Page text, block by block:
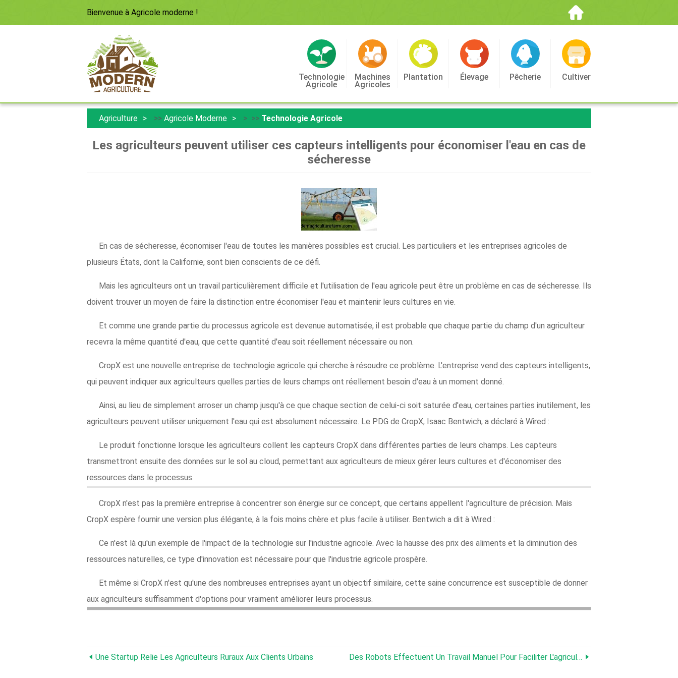
Bienvenue à Agricole moderne !
Technologie
Agricole
Machines
Agricoles
Plantation Élevage Pêcherie Cultiver
Agriculture >> Agricole Moderne > >> Technologie Agricole
Les agriculteurs peuvent utiliser ces capteurs intelligents pour économiser l'eau en cas de
sécheresse
En cas de sécheresse, économiser l'eau de toutes les manières possibles est crucial. Les particuliers et les entreprises agricoles de
plusieurs États, dont la Californie, sont bien conscients de ce défi.
Mais les agriculteurs ont un travail particulièrement difficile et l'utilisation de l'eau agricole peut être un problème en cas de sécheresse. Ils
doivent trouver un moyen de faire la distinction entre économiser l'eau et maintenir leurs cultures en vie.
Et comme une grande partie du processus agricole est devenue automatisée, il est probable que chaque partie du champ d'un agriculteur
recevra la même quantité d'eau, que cette quantité d'eau soit réellement nécessaire ou non.
CropX est une nouvelle entreprise de technologie agricole qui cherche à résoudre ce problème. L'entreprise vend des capteurs intelligents,
qui peuvent indiquer aux agriculteurs quelles parties de leurs champs ont réellement besoin d'eau à un moment donné.
Ainsi, au lieu de simplement arroser un champ jusqu'à ce que chaque section de celui-ci soit saturée d'eau, certaines parties inutilement, les
agriculteurs peuvent utiliser uniquement l'eau qui est absolument nécessaire. Le PDG de CropX, Isaac Bentwich, a déclaré à Wired :
Le produit fonctionne lorsque les agriculteurs collent les capteurs CropX dans différentes parties de leurs champs. Les capteurs
transmettront ensuite des données sur le sol au cloud, permettant aux agriculteurs de mieux gérer leurs cultures et d'économiser des
ressources dans le processus.
CropX n'est pas la première entreprise à concentrer son énergie sur ce concept, que certains appellent l'agriculture de précision. Mais
CropX espère fournir une version plus élégante, à la fois moins chère et plus facile à utiliser. Bentwich a dit à Wired :
Ce n'est là qu'un exemple de l'impact de la technologie sur l'industrie agricole. Avec la hausse des prix des aliments et la diminution des
ressources naturelles, ce type d'innovation est nécessaire pour que l'industrie agricole prospère.
Et même si CropX n'est qu'une des nombreuses entreprises ayant un objectif similaire, cette saine concurrence est susceptible de donner
aux agriculteurs suffisamment d'options pour vraiment améliorer leurs processus.
Une Startup Relie Les Agriculteurs Ruraux Aux Clients Urbains Des Robots Effectuent Un Travail Manuel Pour Faciliter L'agriculture